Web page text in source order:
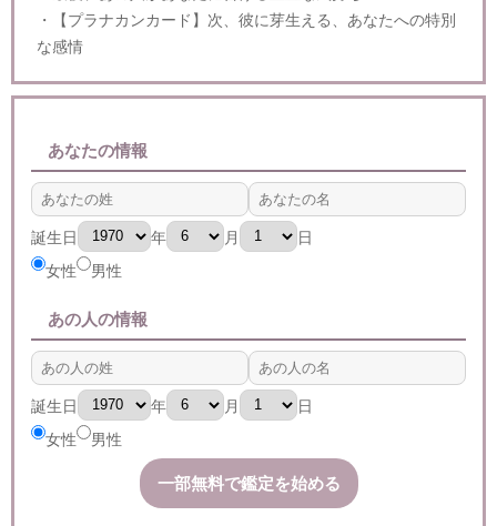
・【プラナカンカード】次、彼に芽生える、あなたへの特別
な感情
あなたの情報
誕生日 年 月
日
女性
男性
あの人の情報
誕生日 年 月
日
女性
男性